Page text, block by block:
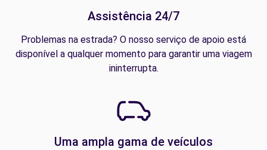
Assistência 24/7
Problemas na estrada? O nosso serviço de apoio está
disponível a qualquer momento para garantir uma viagem
ininterrupta.
Uma ampla gama de veículos